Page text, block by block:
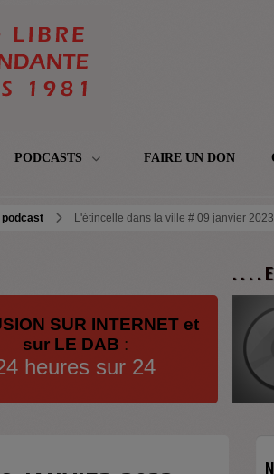
PODCASTS FAIRE UN DON
podcast L'étincelle dans la ville # 09 janvier
SUR INTERNET et
sur LE DAB :
heures sur 24
. . . .